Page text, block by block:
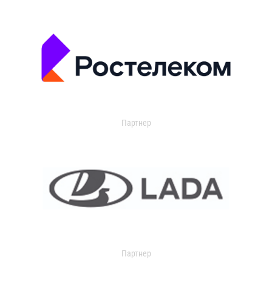
Партнер
Партнер